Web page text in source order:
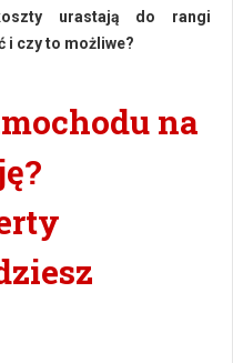
urastają do rangi
i czy to możliwe?
na